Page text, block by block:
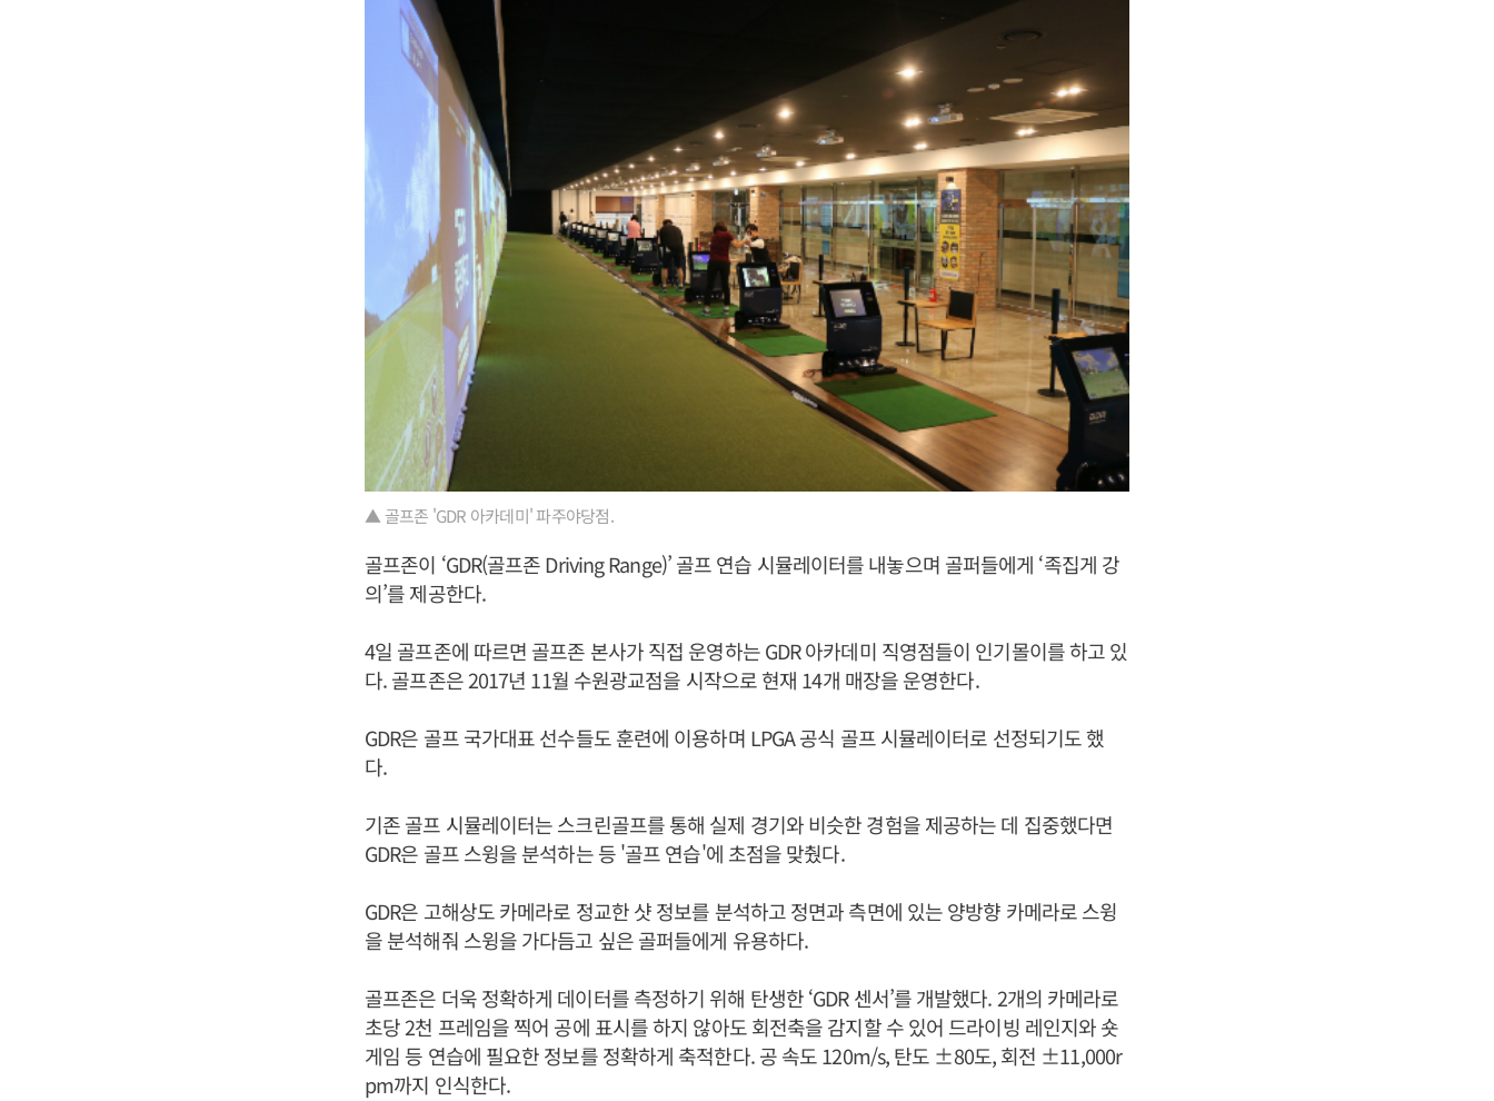
▲ 골프존 'GDR 아카데미' 파주야당점.
골프존이 ‘GDR(골프존 Driving Range)’ 골프 연습 시뮬레이터를 내놓으며 골퍼들에게 ‘족집게 강
의’를 제공한다.
4일 골프존에 따르면 골프존 본사가 직접 운영하는 GDR 아카데미 직영점들이 인기몰이를 하고 있
다. 골프존은 2017년 11월 수원광교점을 시작으로 현재 14개 매장을 운영한다.
GDR은 골프 국가대표 선수들도 훈련에 이용하며 LPGA 공식 골프 시뮬레이터로 선정되기도 했
다.
기존 골프 시뮬레이터는 스크린골프를 통해 실제 경기와 비슷한 경험을 제공하는 데 집중했다면
GDR은 골프 스윙을 분석하는 등 '골프 연습'에 초점을 맞췄다.
GDR은 고해상도 카메라로 정교한 샷 정보를 분석하고 정면과 측면에 있는 양방향 카메라로 스윙
을 분석해줘 스윙을 가다듬고 싶은 골퍼들에게 유용하다.
골프존은 더욱 정확하게 데이터를 측정하기 위해 탄생한 ‘GDR 센서’를 개발했다. 2개의 카메라로
초당 2천 프레임을 찍어 공에 표시를 하지 않아도 회전축을 감지할 수 있어 드라이빙 레인지와 숏
게임 등 연습에 필요한 정보를 정확하게 축적한다. 공 속도 120m/s, 탄도 ±80도, 회전 ±11,000r
pm까지 인식한다.